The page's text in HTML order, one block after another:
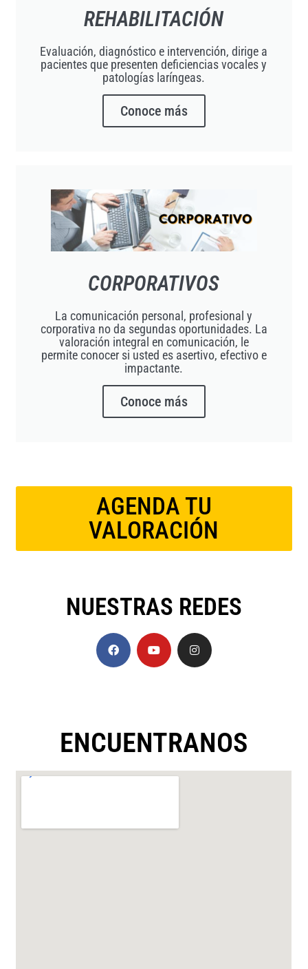
REHABILITACIÓN
Evaluación, diagnóstico e intervención, dirige a
pacientes que presenten deficiencias vocales y
patologías laríngeas.
Conoce más
CORPORATIVOS
La comunicación personal, profesional y
corporativa no da segundas oportunidades. La
valoración integral en comunicación, le
permite conocer si usted es asertivo, efectivo e
impactante.
Conoce más
AGENDA TU
VALORACIÓN
NUESTRAS REDES
ENCUENTRANOS